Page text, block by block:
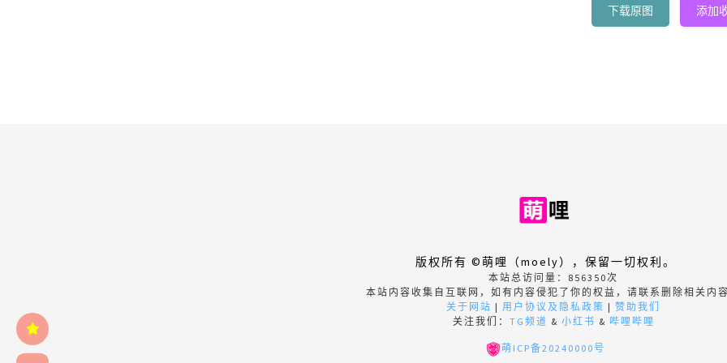
下载原图 添加
版权所有 ©萌哩（moely），保留一切权利。
本站总访问量： 856350次
本站内容收集自互联网，如有内容侵犯了你的权益，请联系删除相关内容
关于网站 | 用户协议及隐私政策 | 赞助我们
关注我们： TG频道 & 小红书 & 哔哩哔哩
萌ICP备20240000号